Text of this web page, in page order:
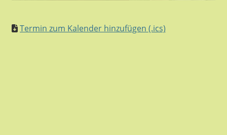
Termin zum Kalender hinzufügen (.ics)